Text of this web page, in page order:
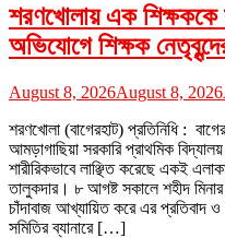
শরণখোলায় এক শিক্ষককে
অভিযোগে শিক্ষক
August 8, 2026August 8, 2026
শরণখোলা (বাগেরহাট) প্রতিনিধি :
আমড়াগাছিয়া সরকারি প্রাথমিক
শারীরিকভাবে লাঞ্ছিত করেছে একই
তালুকদার। ৮ আগষ্ট সকালে শহীদ
চাঁদাবাজ আখ্যায়িত করে এর প্রতিবাদ
সমিতির ব্যানারে […]